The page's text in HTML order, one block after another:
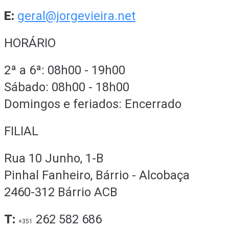
E: geral@jorgevieira.net
HORÁRIO
2ª a 6ª: 08h00 - 19h00
Sábado: 08h00 - 18h00
Domingos e feriados: Encerrado
FILIAL
Rua 10 Junho, 1-B
Pinhal Fanheiro, Bárrio - Alcobaça
2460-312 Bárrio ACB
T: +351
262 582 686